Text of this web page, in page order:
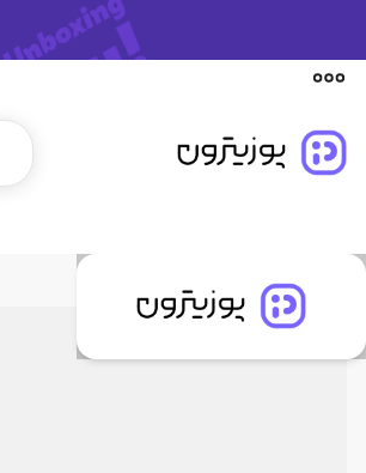
موبایل
دیدگاه کاربران